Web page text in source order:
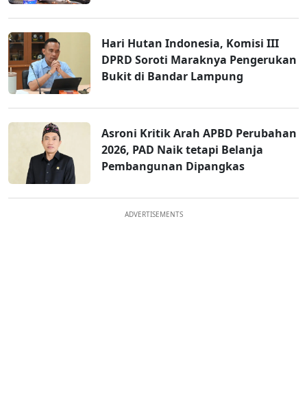
Hari Hutan Indonesia, Komisi III
DPRD Soroti Maraknya Pengerukan
Bukit di Bandar Lampung
Asroni Kritik Arah APBD Perubahan
2026, PAD Naik tetapi Belanja
Pembangunan Dipangkas
ADVERTISEMENTS